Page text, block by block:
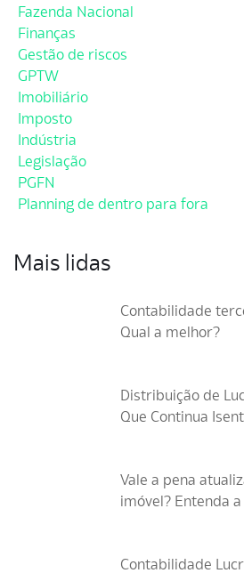
Fazenda Nacional
Finanças
Gestão de riscos
GPTW
Imobiliário
Imposto
Indústria
Legislação
PGFN
Planning de dentro para fora
Mais lidas
Contabilidade
Qual a melhor?
Distribuição de
Que Continua
Vale a pena
imóvel? Entenda
Contabilidade